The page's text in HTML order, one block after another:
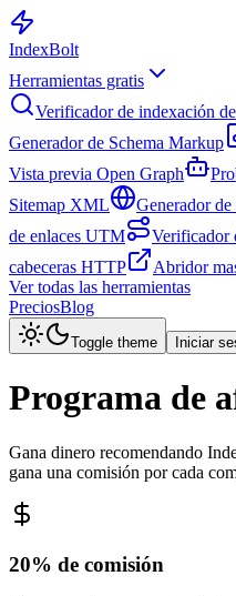
IndexBolt
Herramientas gratis
Verificador de indexación
Generador de Schema Markup
Vista previa Open Graph
Sitemap XML
Generador
de enlaces UTM
Verificador
cabeceras HTTP
Abridor
Ver todas las herramientas
PreciosBlog
Toggle theme Iniciar
Programa de
Gana dinero recomendando
gana una comisión por cada
20% de comisión